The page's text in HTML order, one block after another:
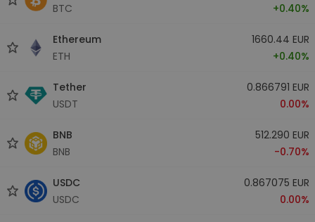
BTC
+0.40%
Ethereum
ETH
1660.44 EUR
+0.40%
Tether
USDT
0.866791 EUR
0.00%
BNB
BNB
512.290 EUR
-0.70%
USDC
USDC
0.867075 EUR
0.00%